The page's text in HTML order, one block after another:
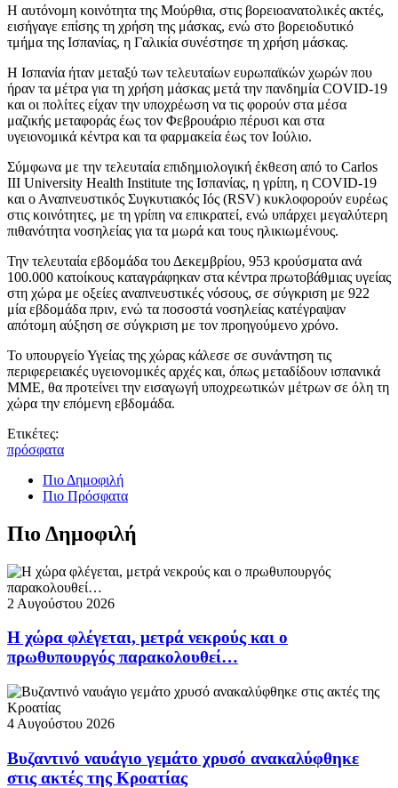
Η αυτόνομη κοινότητα της Μούρθια, στις βορειοανατολικές ακτές,
εισήγαγε επίσης τη χρήση της μάσκας, ενώ στο βορειοδυτικό
τμήμα της Ισπανίας, η Γαλικία συνέστησε τη χρήση μάσκας.
Η Ισπανία ήταν μεταξύ των τελευταίων ευρωπαϊκών χωρών που
ήραν τα μέτρα για τη χρήση μάσκας μετά την πανδημία COVID-19
και οι πολίτες είχαν την υποχρέωση να τις φορούν στα μέσα
μαζικής μεταφοράς έως τον Φεβρουάριο πέρυσι και στα
υγειονομικά κέντρα και τα φαρμακεία έως τον Ιούλιο.
Σύμφωνα με την τελευταία επιδημιολογική έκθεση από το Carlos
III University Health Institute της Ισπανίας, η γρίπη, η COVID-19
και ο Αναπνευστικός Συγκυτιακός Ιός (RSV) κυκλοφορούν ευρέως
στις κοινότητες, με τη γρίπη να επικρατεί, ενώ υπάρχει μεγαλύτερη
πιθανότητα νοσηλείας για τα μωρά και τους ηλικιωμένους.
Την τελευταία εβδομάδα του Δεκεμβρίου, 953 κρούσματα ανά
100.000 κατοίκους καταγράφηκαν στα κέντρα πρωτοβάθμιας υγείας
στη χώρα με οξείες αναπνευστικές νόσους, σε σύγκριση με 922
μία εβδομάδα πριν, ενώ τα ποσοστά νοσηλείας κατέγραψαν
απότομη αύξηση σε σύγκριση με τον προηγούμενο χρόνο.
Το υπουργείο Υγείας της χώρας κάλεσε σε συνάντηση τις
περιφερειακές υγειονομικές αρχές και, όπως μεταδίδουν ισπανικά
ΜΜΕ, θα προτείνει την εισαγωγή υποχρεωτικών μέτρων σε όλη τη
χώρα την επόμενη εβδομάδα.
Ετικέτες:
πρόσφατα
Πιο Δημοφιλή
Πιο Πρόσφατα
Πιο Δημοφιλή
2 Αυγούστου 2026
Η χώρα φλέγεται, μετρά νεκρούς και ο
πρωθυπουργός παρακολουθεί…
4 Αυγούστου 2026
Βυζαντινό ναυάγιο γεμάτο χρυσό ανακαλύφθηκε
στις ακτές της Κροατίας